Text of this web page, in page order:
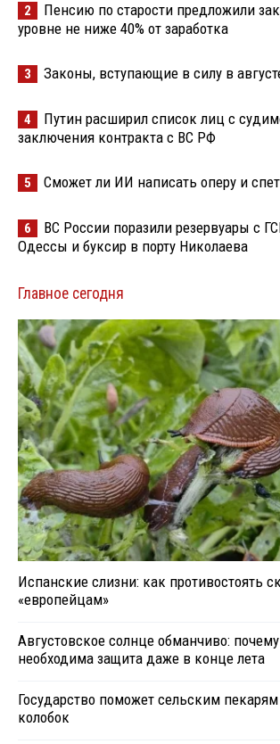
2
Пенсию по старости предложили
уровне не ниже 40% от заработка
3 Законы, вступающие в силу в
4
Путин расширил список лиц с
заключения контракта с ВС РФ
5 Сможет ли ИИ написать оперу и
6
ВС России поразили резервуары с
Одессы и буксир в порту Николаева
Главное сегодня
Испанские слизни: как противостоять
«европейцам»
Августовское солнце обманчиво:
необходима защита даже в конце лета
Государство поможет сельским
колобок